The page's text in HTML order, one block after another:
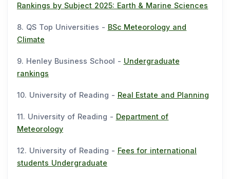
Rankings by Subject 2025: Earth & Marine Sciences
8. QS Top Universities - BSc Meteorology and
Climate
9. Henley Business School - Undergraduate
rankings
10. University of Reading - Real Estate and Planning
11. University of Reading - Department of
Meteorology
12. University of Reading - Fees for international
students Undergraduate